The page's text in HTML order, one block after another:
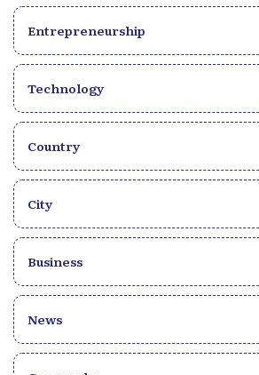
pap kanpe” embodies
external pressures and
unwavering will to
are an essential part of
lido, sote kòd, Yoyo,
lago kache, Monte kap,
fwa se manbo, and
promoting camaraderie and fun.
are a harmonious blend
and cultural diversity.
holidays to traditional
cultural tapestry that
traditions are the beating
precious heritage that
Entrepreneurship
Technology
Country
City
Business
News